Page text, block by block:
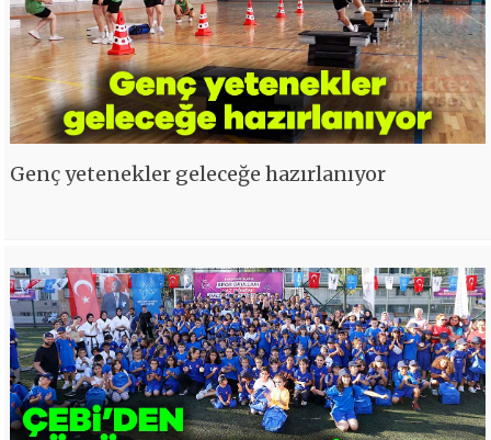
Genç yetenekler geleceğe hazırlanıyor